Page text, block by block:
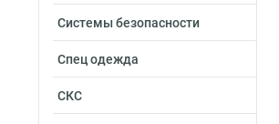
Системы безопасности
Спец одежда
СКС